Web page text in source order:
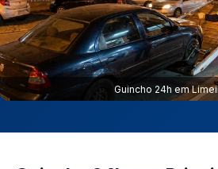
Guincho 24h em